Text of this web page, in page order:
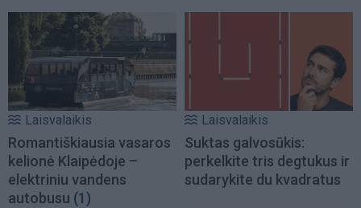
Laisvalaikis
Romantiškiausia vasaros
kelionė Klaipėdoje –
elektriniu vandens
autobusu (1)
Laisvalaikis
Suktas galvosūkis:
perkelkite tris degtukus ir
sudarykite du kvadratus